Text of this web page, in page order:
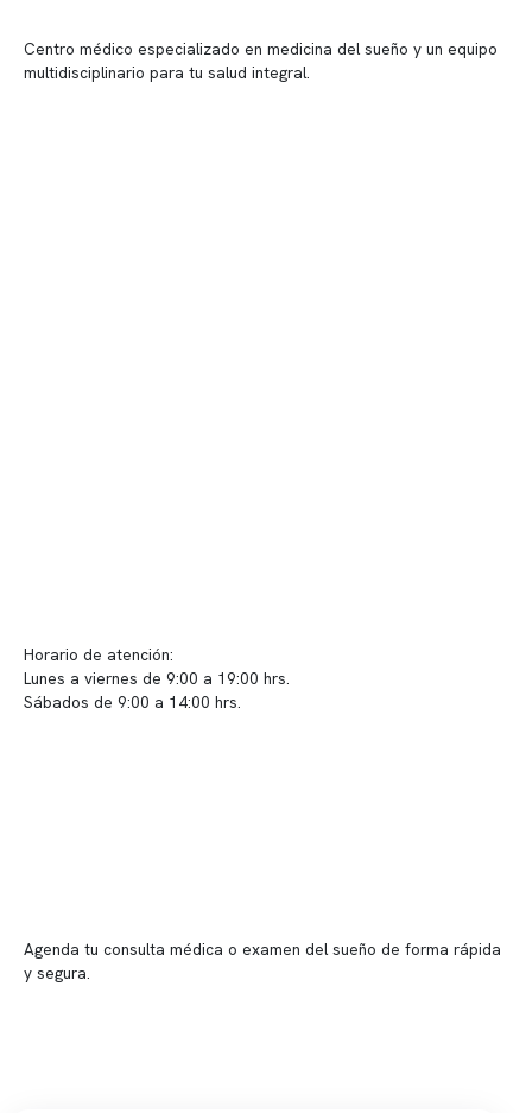
Centro médico especializado en medicina del sueño y un equipo
multidisciplinario para tu salud integral.
Horario de atención:
Lunes a viernes de 9:00 a 19:00 hrs.
Sábados de 9:00 a 14:00 hrs.
Agenda tu consulta médica o examen del sueño de forma rápida
y segura.